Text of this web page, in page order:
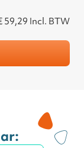
59,29 Incl. BTW